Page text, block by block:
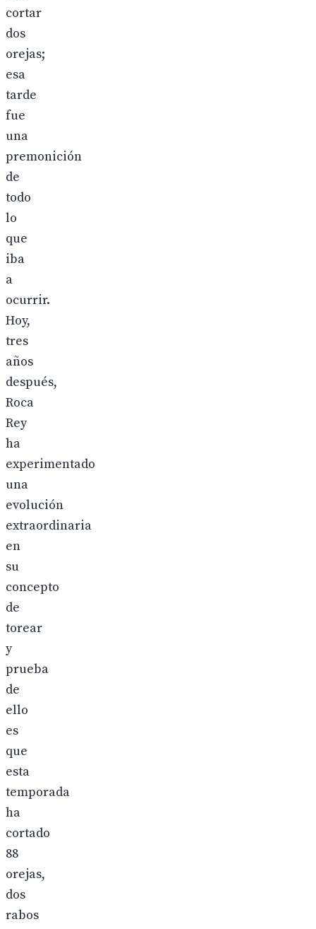
cortar
dos
orejas;
esa
tarde
fue
una
premonición
de
todo
lo
que
iba
a
ocurrir.
Hoy,
tres
años
después,
Roca
Rey
ha
experimentado
una
evolución
extraordinaria
en
su
concepto
de
torear
y
prueba
de
ello
es
que
esta
temporada
ha
cortado
88
orejas,
dos
rabos